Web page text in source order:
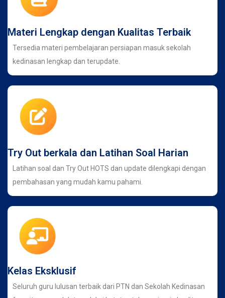
Materi Lengkap dengan Kualitas Terbaik
Tersedia materi pembelajaran persiapan masuk sekolah
kedinasan lengkap dan terupdate.
Try Out berkala dan Latihan Soal Harian
Latihan soal dan Try Out HOTS dan update dilengkapi dengan
pembahasan yang mudah kamu pahami.
Kelas Eksklusif
Seluruh guru lulusan terbaik dari PTN dan Sekolah Kedinasan